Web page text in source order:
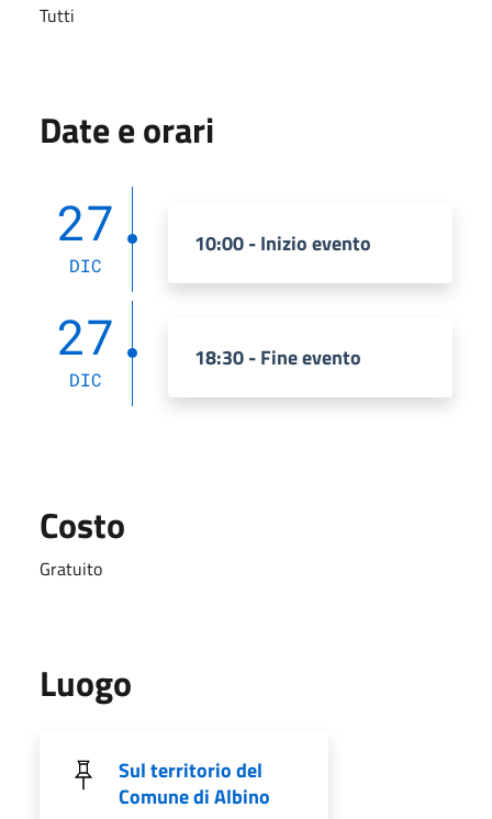
Tutti
Date e orari
27
DIC
10:00 - Inizio evento
27
DIC
18:30 - Fine evento
Costo
Gratuito
Luogo
Sul territorio del
Comune di Albino